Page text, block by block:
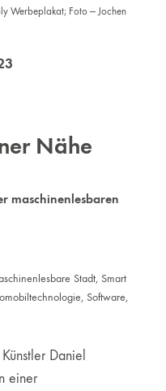
Werbeplakat; Foto — Jochen
Nähe
maschinenlesbaren
Stadt, Smart
, Software,
Daniel
einer